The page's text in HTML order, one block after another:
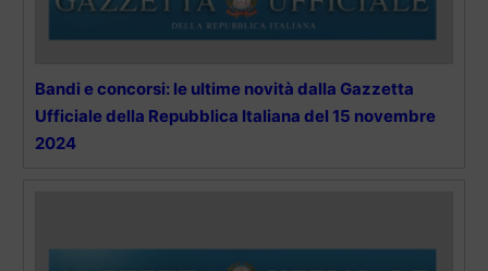
Bandi e concorsi: le ultime novità dalla Gazzetta
Ufficiale della Repubblica Italiana del 15 novembre
2024